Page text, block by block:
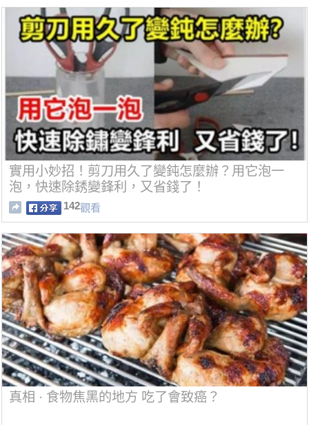
實用小妙招！剪刀用久了變鈍怎麼辦？用它泡一
泡，快速除銹變鋒利，又省錢了！
142觀看
真相 · 食物焦黑的地方 吃了會致癌？